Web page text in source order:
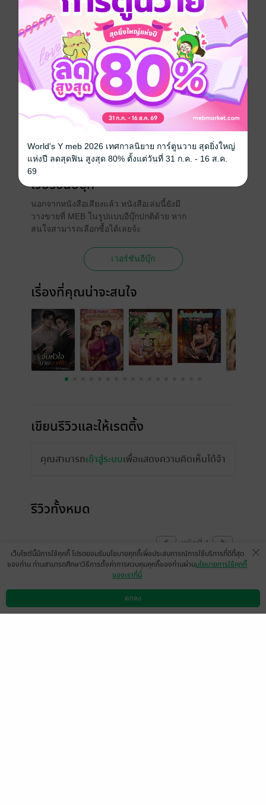
แนะนำชีวิตติดดิน ที่ดิ้นรนเพื่อเอาตัวให้รอดจากสังคมที่ถูก
มองข้าม
ชีวิตหนึ่ง ก็คือชีวิต
นักพากย์ นางแก้ว ดาราพร
ประเภทไฟล์ Audio(สารบัญ)
วันที่วางขาย 27 พฤษภาคม 2569
3 ชั่วโมง 57นาที
ราคาปก 70 บาท (ประหยัด 15%)
เวอร์ชันอีบุ๊ก
นอกจากหนังสือเสียงแล้ว หนังสือเล่มนี้ยังมี
วางขายที่ MEB ในรูปแบบอีบุ๊กปกติด้วย หาก
สนใจสามารถเลือกซื้อได้เลยจ้ะ
เวอร์ชันอีบุ๊ก
เรื่องที่คุณน่าจะสนใจ
เขียนรีวิวและให้เรตติ้ง
คุณสามารถเข้าสู่ระบบเพื่อแสดงความคิดเห็นได้จ้า
รีวิวทั้งหมด
หน้าที่ 1
เรื่องนี้มากจิตใจประเสริฐมากๆเลย
1 มีแล้ว - Jarunrat
ดาวน์โหลดแอป วิธีการใช้งาน ติดต่อเรา
เว็บไซต์นี้มีการใช้คุกกี้ โปรดยอมรับนโยบายคุกกี้เพื่อประสบการณ์การใช้บริการที่ดีที่สุด
ของท่าน ท่านสามารถศึกษาวิธีการตั้งค่าการควบคุมคุกกี้ของท่านผ่านนโยบายการใช้คุกกี้
ของเราที่นี่
ตกลง
World's Y meb 2026 เทศกาลนิยาย การ์ตูนวาย สุดยิ่งใหญ่
แห่งปี ลดสุดฟิน สูงสุด 80% ตั้งแต่วันที่ 31 ก.ค. - 16 ส.ค.
69